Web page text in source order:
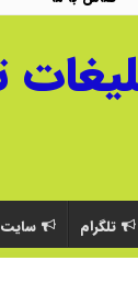
تلگرام سایت